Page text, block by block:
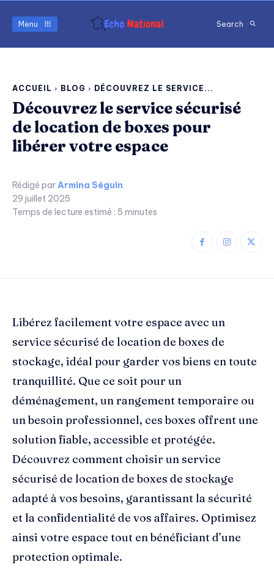
Menu Search
ACCUEIL BLOG DÉCOUVREZ LE SERVICE...
Découvrez le service sécurisé
de location de boxes pour
libérer votre espace
Rédigé parArmina Séguin
29 juillet 2025
Temps de lecture estimé : 5 minutes
Libérez facilement votre espace avec un
service sécurisé de location de boxes de
stockage, idéal pour garder vos biens en toute
tranquillité. Que ce soit pour un
déménagement, un rangement temporaire ou
un besoin professionnel, ces boxes offrent une
solution fiable, accessible et protégée.
Découvrez comment choisir un service
sécurisé de location de boxes de stockage
adapté à vos besoins, garantissant la sécurité
et la confidentialité de vos affaires. Optimisez
ainsi votre espace tout en bénéficiant d’une
protection optimale.